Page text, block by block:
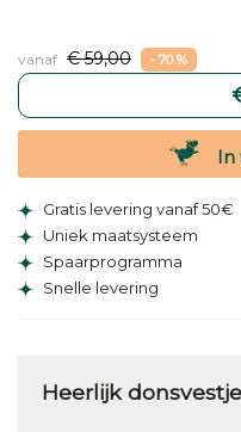
vanaf € 59,00 - 70 %
In
Gratis levering vanaf 50€
Uniek maatsysteem
Spaarprogramma
Snelle levering
Heerlijk donsvestje